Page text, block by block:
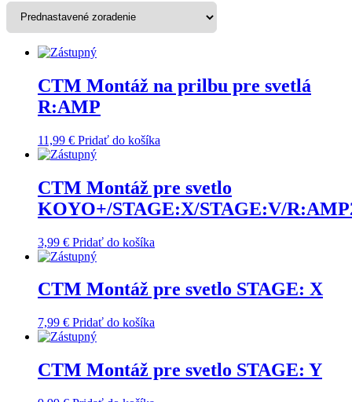
CTM Montáž na prilbu pre svetlá
R:AMP
11,99 € Pridať do košíka
CTM Montáž pre svetlo
KOYO+/STAGE:X/STAGE:V/
3,99 € Pridať do košíka
CTM Montáž pre svetlo STAGE: X
7,99 € Pridať do košíka
CTM Montáž pre svetlo STAGE: Y